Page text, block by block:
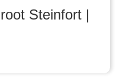
Steinfort |